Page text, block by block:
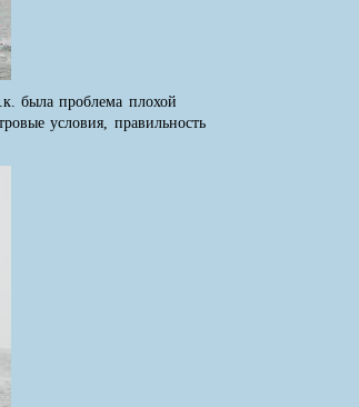
была проблема плохой
условия, правильность